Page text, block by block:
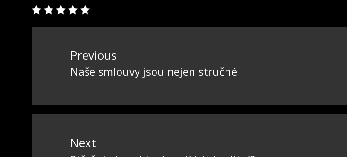
příspěvekPrevious
Previous
Naše smlouvy jsou nejen stručné
Next